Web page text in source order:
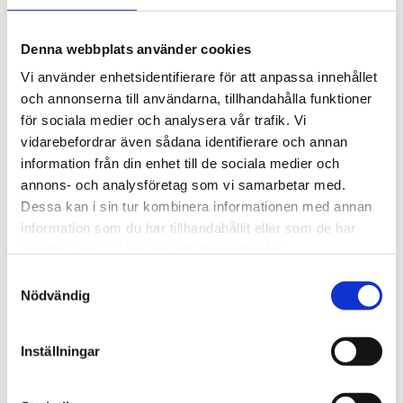
Denna webbplats använder cookies
Vi använder enhetsidentifierare för att anpassa innehållet
och annonserna till användarna, tillhandahålla funktioner
för sociala medier och analysera vår trafik. Vi
vidarebefordrar även sådana identifierare och annan
information från din enhet till de sociala medier och
annons- och analysföretag som vi samarbetar med.
Dessa kan i sin tur kombinera informationen med annan
information som du har tillhandahållit eller som de har
Nödvändig
Inställningar
Sensotox 2 kan anslutas via Modbus till GasVisor
gaslarmpanel som övervakar varje sensors status och
larm, med många olika kontrollmöjligheter, indikationer
och alternativ. Dessutom har enheten en 4-20 mA
utgång som kan anslutas till GasVisor larmcentral med
upp till 8 analoga ingångar.
STÄLL EN FRÅGA OM PRODUKTEN
Omdömen